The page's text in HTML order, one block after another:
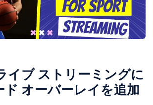
イブ ストリーミングに
ド オーバーレイを追加